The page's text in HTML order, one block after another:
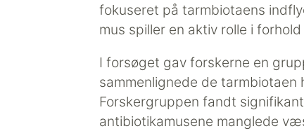
fokuseret på tarmbiotaens
mus spiller en aktiv rolle i
I forsøget gav forskerne en
sammenlignede de tarmbiotaen
Forskergruppen fandt
antibiotikamusene manglede